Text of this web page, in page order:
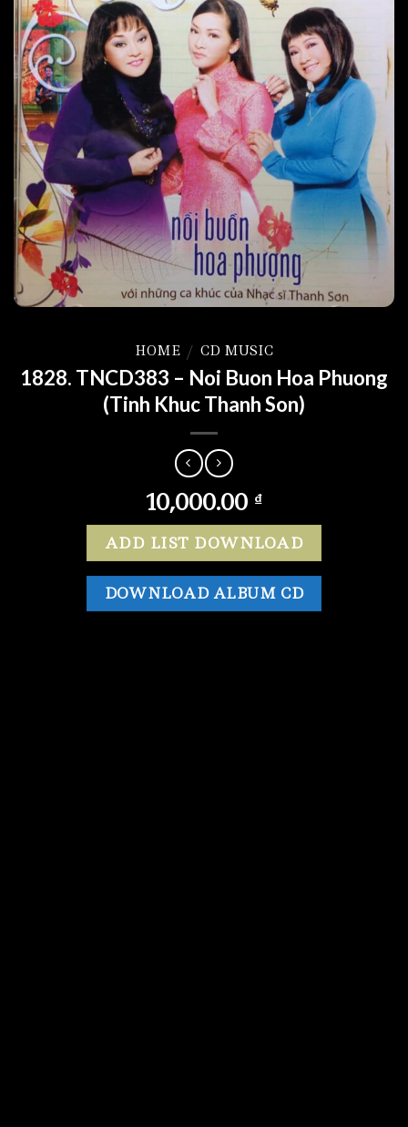
HOME / CD MUSIC
1828. TNCD383 – Noi Buon Hoa Phuong
(Tinh Khuc Thanh Son)
10,000.00 ₫
ADD LIST DOWNLOAD
DOWNLOAD ALBUM CD